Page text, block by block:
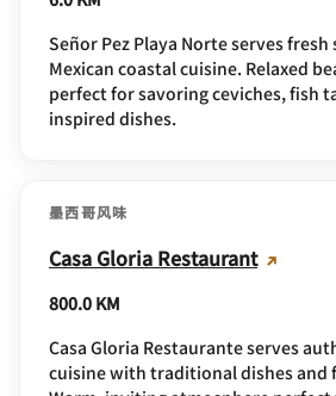
Señor Pez Playa Norte serves fresh
Mexican coastal cuisine. Relaxed
perfect for savoring ceviches, fish
inspired dishes.
墨西哥风味
Casa Gloria Restaurant
800.0 KM
Casa Gloria Restaurante serves
cuisine with traditional dishes and